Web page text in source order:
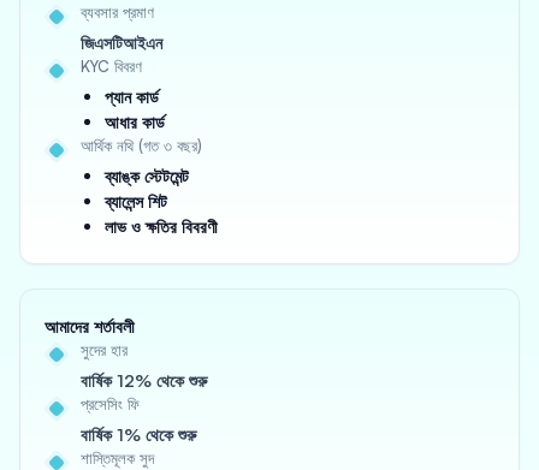
ব্যবসার প্রমাণ
জিএসটিআইএন
KYC বিবরণ
প্যান কার্ড
আধার কার্ড
আর্থিক নথি (গত ৩ বছর)
ব্যাঙ্ক স্টেটমেন্ট
ব্যালেন্স শিট
লাভ ও ক্ষতির বিবরণী
আমাদের শর্তাবলী
সুদের হার
বার্ষিক 12% থেকে শুরু
প্রসেসিং ফি
বার্ষিক 1% থেকে শুরু
শাস্তিমূলক সুদ